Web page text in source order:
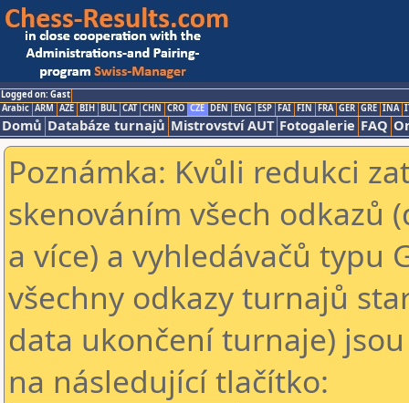
Logged on: Gast
Arabic ARM AZE BIH BUL CAT CHN CRO CZE DEN ENG ESP FAI FIN FRA GER GRE INA
Domů Databáze turnajů Mistrovství AUT Fotogalerie FAQ
Poznámka: Kvůli redukci
skenováním všech odkazů
a více) a vyhledávačů typu
všechny odkazy turnajů
data ukončení turnaje)
na následující tlačítko: